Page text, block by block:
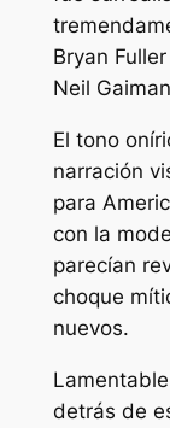
Bryan
Neil
El tono
narración
para
con la
parecían
choque
nuevos.
detrás de